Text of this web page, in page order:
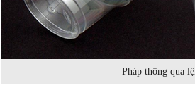
Pháp thông qua